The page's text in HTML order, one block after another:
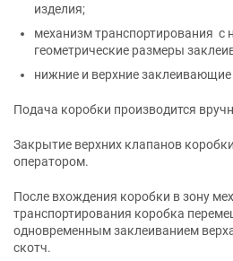
изделия;
механизм транспортирования с
геометрические размеры
нижние и верхние заклеивающие
Подача коробки производится
Закрытие верхних клапанов
оператором.
После вхождения коробки в зону
транспортирования коробка
одновременным заклеиванием
скотч.